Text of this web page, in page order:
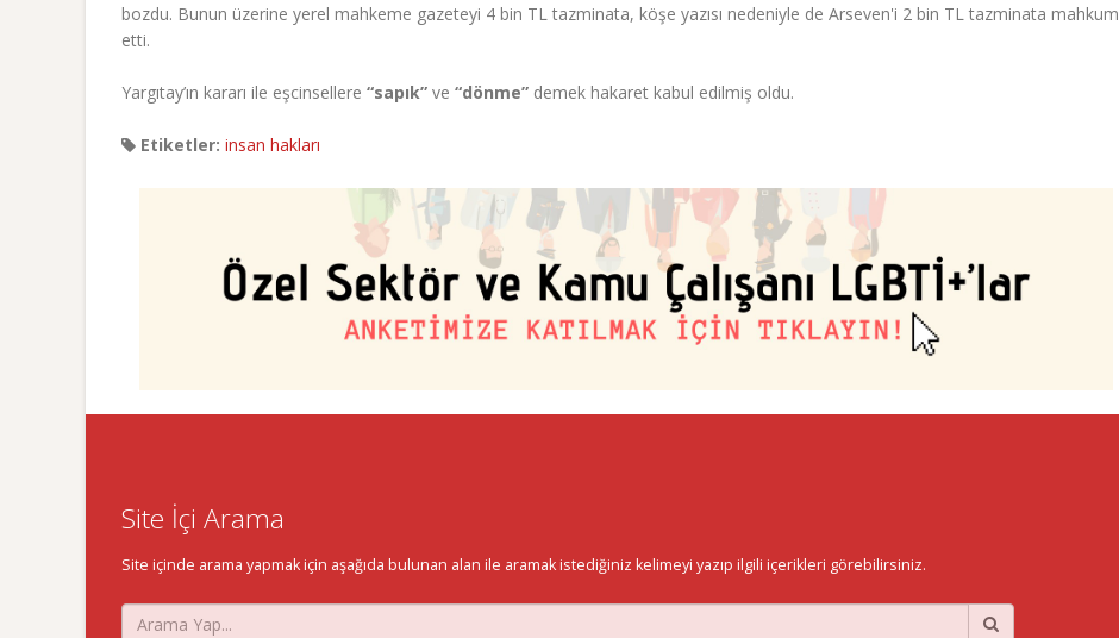
bozdu. Bunun üzerine yerel mahkeme gazeteyi 4 bin TL tazminata, köşe yazısı nedeniyle de Arseven'i 2 bin TL tazminata mahkum
etti.
Yargıtay’ın kararı ile eşcinsellere “sapık” ve “dönme” demek hakaret kabul edilmiş oldu.
Etiketler: insan hakları
Site İçi Arama
Site içinde arama yapmak için aşağıda bulunan alan ile aramak istediğiniz kelimeyi yazıp ilgili içerikleri görebilirsiniz.